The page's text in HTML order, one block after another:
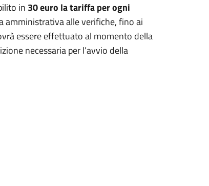
in 30 euro la tariffa per ogni
amministrativa alle verifiche, fino ai
essere effettuato al momento della
necessaria per l’avvio della